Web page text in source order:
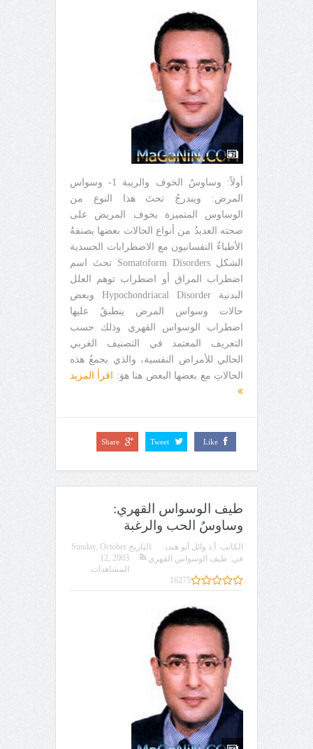
أولاً: وساوسُ الخوف والريبة 1- وسواس
المرض: ويندرجُ تحتَ هذا النوع من
الوساوس المتميزة بخوف المريض على
صحته العديدُ من أنواع الحالات بعضها يصنفهُ
الأطباءُ النفسانيون مع الاضطرابات الجسدية
الشكل Somatoform Disorders تحتَ اسم
اضطراب المراق أو اضطراب توهم العلل
البدنية Hypochondriacal Disorder وبعض
حالات وسواس المرض ينطبقُ عليها
اضطراب الوسواس القهري وذلك حسب
التعريف المعتمد في التصنيف الغربي
الحالي للأمراض النفسية، والذي يجمعُ هذه
الحالاتِ مع بعضها البعض هنا هوَ:
اقرأ المزيد
Like
Tweet
Share
طيف الوسواس القهري:
وساوسُ الحب والرغبة
الكاتب: أ.د وائل أبو هندي التاريخ Sunday, October
12, 2003
في: طيف الوسواس القهري
المشاهدات
16275